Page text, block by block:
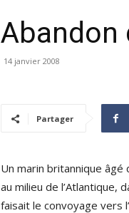
Abandon
14 janvier 2008
Partager
Un marin britannique
au milieu de l’Atlantique,
faisait le convoyage vers